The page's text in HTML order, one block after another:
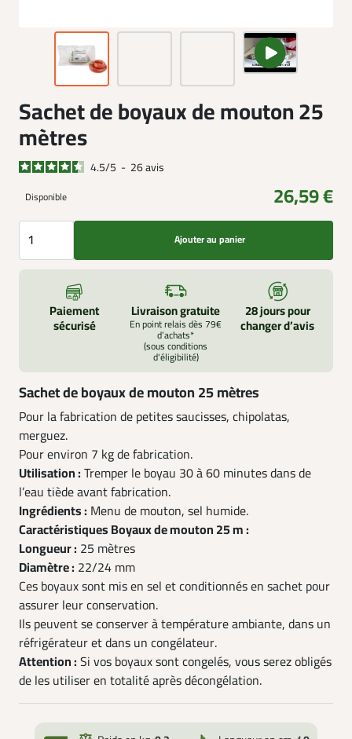
Sachet de boyaux de mouton 25
mètres
4.5/5 - 26avis
Disponible 26,59 €
Ajouter au panier
Paiement
sécurisé
Livraison gratuite
En point relais dès 79€
d’achats*
(sous conditions
d'éligibilité)
28 jours pour
changer d’avis
Sachet de boyaux de mouton 25 mètres
Pour la fabrication de petites saucisses, chipolatas,
merguez.
Pour environ 7 kg de fabrication.
Utilisation : Tremper le boyau 30 à 60 minutes dans de
l’eau tiède avant fabrication.
Ingrédients : Menu de mouton, sel humide.
Caractéristiques Boyaux de mouton 25 m :
Longueur : 25 mètres
Diamètre : 22/24 mm
Ces boyaux sont mis en sel et conditionnés en sachet pour
assurer leur conservation.
Ils peuvent se conserver à température ambiante, dans un
réfrigérateur et dans un congélateur.
Attention : Si vos boyaux sont congelés, vous serez obligés
de les utiliser en totalité après décongélation.